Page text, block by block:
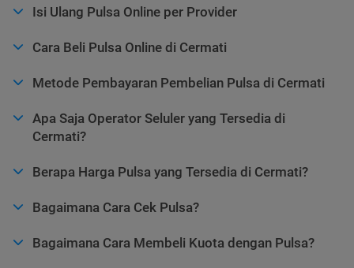
Isi Ulang Pulsa Online per Provider
Cara Beli Pulsa Online di Cermati
Metode Pembayaran Pembelian Pulsa di Cermati
Apa Saja Operator Seluler yang Tersedia di
Cermati?
Berapa Harga Pulsa yang Tersedia di Cermati?
Bagaimana Cara Cek Pulsa?
Bagaimana Cara Membeli Kuota dengan Pulsa?